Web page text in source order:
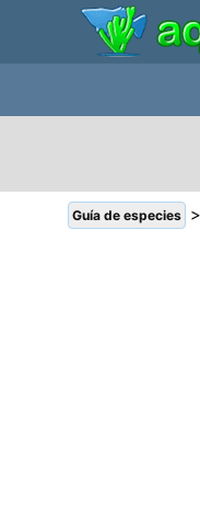
Guía de especies >